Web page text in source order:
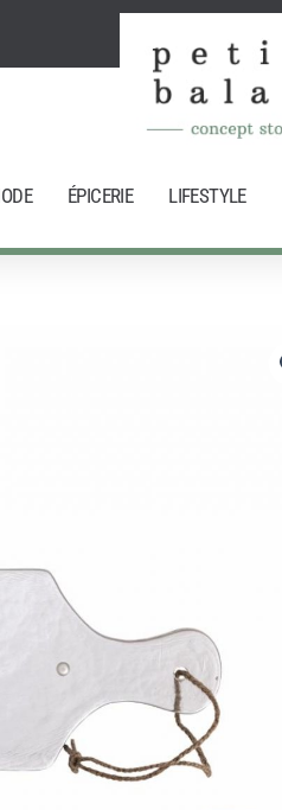
ÉPICERIE LIFESTYLE